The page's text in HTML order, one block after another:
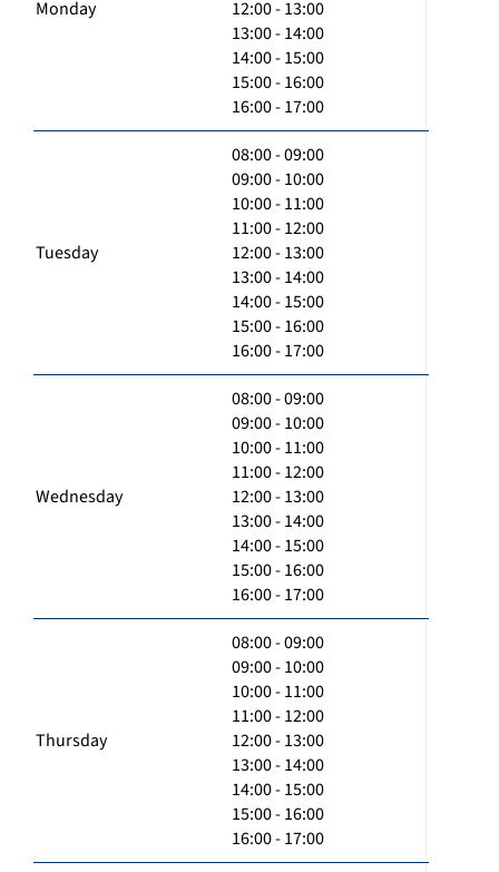
Monday
12:00 - 13:00
13:00 - 14:00
14:00 - 15:00
15:00 - 16:00
16:00 - 17:00
Tuesday
08:00 - 09:00
09:00 - 10:00
10:00 - 11:00
11:00 - 12:00
12:00 - 13:00
13:00 - 14:00
14:00 - 15:00
15:00 - 16:00
16:00 - 17:00
Wednesday
08:00 - 09:00
09:00 - 10:00
10:00 - 11:00
11:00 - 12:00
12:00 - 13:00
13:00 - 14:00
14:00 - 15:00
15:00 - 16:00
16:00 - 17:00
Thursday
08:00 - 09:00
09:00 - 10:00
10:00 - 11:00
11:00 - 12:00
12:00 - 13:00
13:00 - 14:00
14:00 - 15:00
15:00 - 16:00
16:00 - 17:00